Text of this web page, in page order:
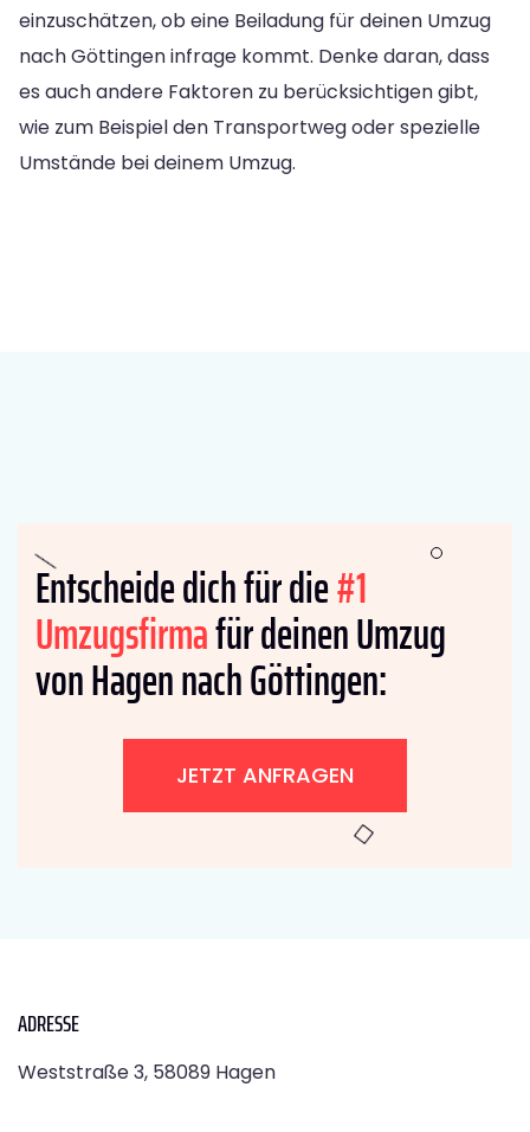
einzuschätzen, ob eine Beiladung für deinen Umzug
nach Göttingen infrage kommt. Denke daran, dass
es auch andere Faktoren zu berücksichtigen gibt,
wie zum Beispiel den Transportweg oder spezielle
Umstände bei deinem Umzug.
Entscheide dich für die#1
Umzugsfirmafür deinen Umzug
von Hagen nach Göttingen:
JETZT ANFRAGEN
ADRESSE
Weststraße 3, 58089 Hagen